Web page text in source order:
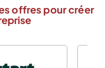
offres pour créer